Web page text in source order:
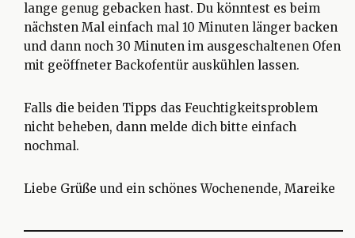
lange genug gebacken hast. Du könntest es beim
nächsten Mal einfach mal 10 Minuten länger backen
und dann noch 30 Minuten im ausgeschaltenen Ofen
mit geöffneter Backofentür auskühlen lassen.
Falls die beiden Tipps das Feuchtigkeitsproblem
nicht beheben, dann melde dich bitte einfach
nochmal.
Liebe Grüße und ein schönes Wochenende, Mareike